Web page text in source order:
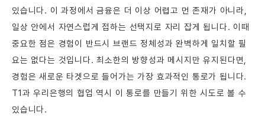
있습니다. 이 과정에서 금융은 더 이상 어렵고 먼 존재가 아니라,
일상 안에서 자연스럽게 접하는 선택지로 자리 잡게 됩니다. 이때
중요한 점은 경험이 반드시 브랜드 정체성과 완벽하게 일치할 필
요는 없다는 것입니다. 최소한의 방향성과 메시지만 유지된다면,
경험은 새로운 타겟으로 들어가는 가장 효과적인 통로가 됩니다.
T1과 우리은행의 협업 역시 이 통로를 만들기 위한 시도로 볼 수
있습니다.